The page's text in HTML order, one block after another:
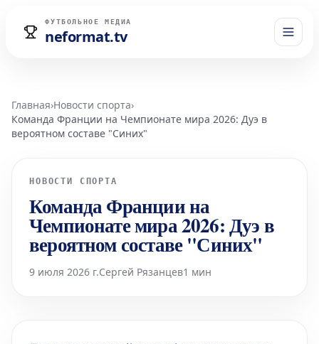
ФУТБОЛЬНОЕ МЕДИА
neformat.tv
Главная›Новости спорта›
Команда Франции на Чемпионате мира 2026: Дуэ в
вероятном составе "Синих"
НОВОСТИ СПОРТА
Команда Франции на
Чемпионате мира 2026: Дуэ в
вероятном составе "Синих"
9 июля 2026 г.Сергей Рязанцев1 мин